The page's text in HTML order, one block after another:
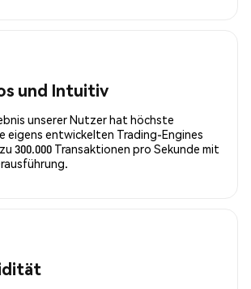
und Intuitiv
unserer Nutzer hat höchste
eigens entwickelten Trading-Engines
300.000 Transaktionen pro Sekunde mit